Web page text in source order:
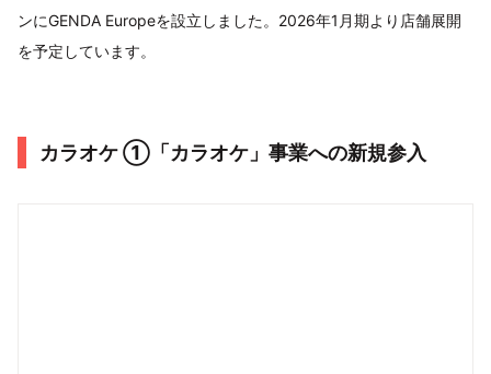
ンにGENDA Europeを設立しました。2026年1月期より店舗展開
を予定しています。
カラオケ ①「カラオケ」事業への新規参入